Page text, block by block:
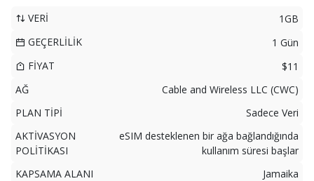
VERİ
1GB
GEÇERLİLİK
1 Gün
FİYAT
$11
AĞ
Cable and Wireless LLC (CWC)
PLAN TİPİ
Sadece Veri
AKTİVASYON
POLİTİKASI
eSIM desteklenen bir ağa bağlandığında
kullanım süresi başlar
KAPSAMA ALANI
Jamaika